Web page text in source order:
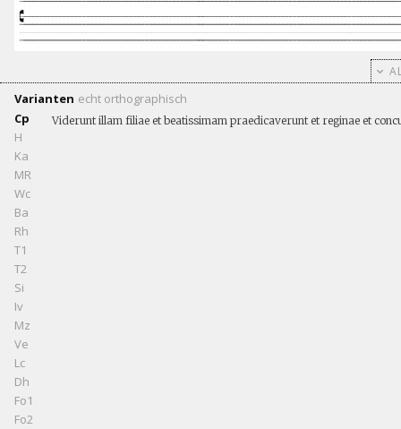
Varianten echt orthographisch
Cp
Viderunt illam filiae et beatissimam praedicaverunt et reginae et
H
Ka
MR
Wc
Ba
Rh
T1
T2
Si
Iv
Mz
Ve
Lc
Dh
Fo1
Fo2